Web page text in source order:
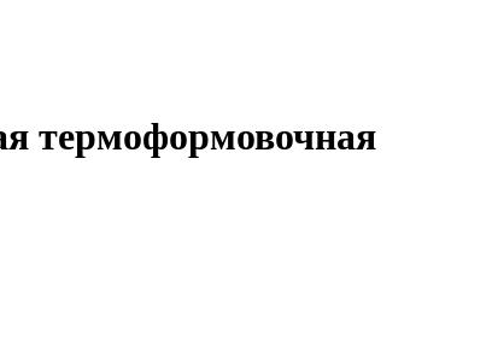
термоформовочная